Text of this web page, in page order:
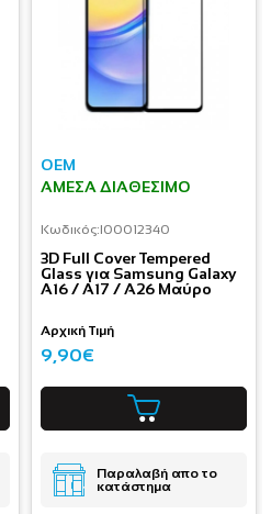
OEM
ΆΜΕΣΑ ΔΙΑΘΈΣΙΜΟ
Κωδικός:I00012340
3D Full Cover Tempered
Glass για Samsung Galaxy
A16 / A17 / A26 Μαύρο
Αρχική Τιμή
9,90€
Παραλαβή απο το
κατάστημα